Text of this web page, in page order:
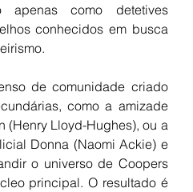
como detetives
conhecidos em busca
de comunidade criado
como a amizade
(Henry Lloyd-Hughes), ou a
Donna (Naomi Ackie) e
o universo de Coopers
principal. O resultado é